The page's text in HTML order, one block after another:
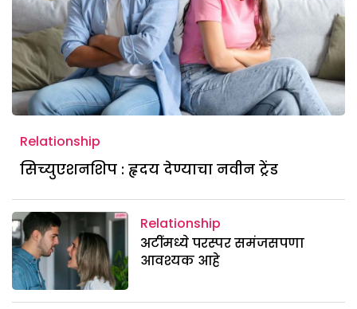
Relationship
सिच्युएशनशिप : हृदय देण्याचा नवीन ट्रेंड
Relationship
अटींमध्ये परस्पर समंजसपणा
आवश्यक आहे